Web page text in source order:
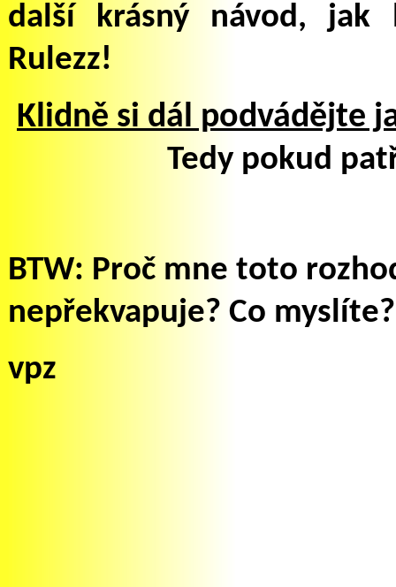
další krásný návod, jak
Rulezz!
Klidně si dál podvádějte
Tedy pokud
BTW: Proč mne toto
nepřekvapuje? Co myslíte?
vpz